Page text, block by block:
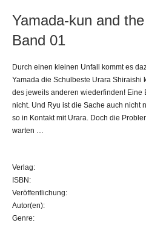
Yamada-kun and
Band 01
Durch einen kleinen Unfall kommt es
Yamada die Schulbeste Urara Shiraishi
des jeweils anderen wiederfinden! Eine
nicht. Und Ryu ist die Sache auch nicht
so in Kontakt mit Urara. Doch die
warten …
Verlag:
ISBN:
Veröffentlichung:
Autor(en):
Genre: